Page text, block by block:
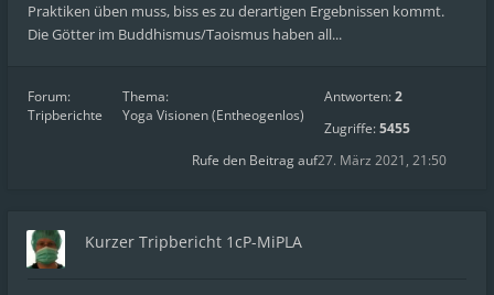
Praktiken üben muss, biss es zu derartigen Ergebnissen kommt.
Die Götter im Buddhismus/Taoismus haben all...
Forum:
Tripberichte
Thema:
Yoga Visionen (Entheogenlos)
Antworten:2
Zugriffe:5455
27. März 2021, 21:50
Rufe den Beitrag auf
Kurzer Tripbericht 1cP-MiPLA